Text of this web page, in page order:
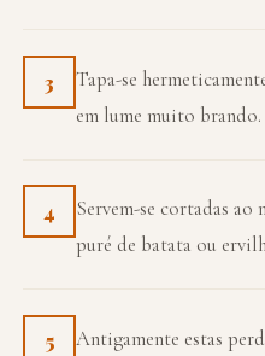
3
Tapa-se
em lume muito brando.
4
Servem-se cortadas
puré de batata ou
5
Antigamente estas